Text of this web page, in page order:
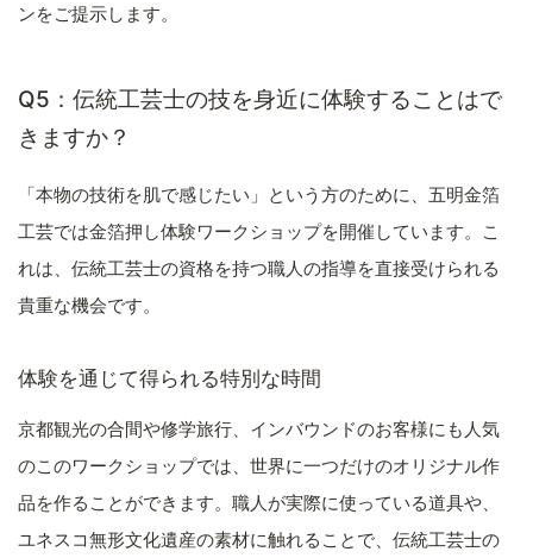
ンをご提示します。
Q5：伝統工芸士の技を身近に体験することはで
きますか？
「本物の技術を肌で感じたい」という方のために、五明金箔
工芸では金箔押し体験ワークショップを開催しています。こ
れは、伝統工芸士の資格を持つ職人の指導を直接受けられる
貴重な機会です。
体験を通じて得られる特別な時間
京都観光の合間や修学旅行、インバウンドのお客様にも人気
のこのワークショップでは、世界に一つだけのオリジナル作
品を作ることができます。職人が実際に使っている道具や、
ユネスコ無形文化遺産の素材に触れることで、伝統工芸士の